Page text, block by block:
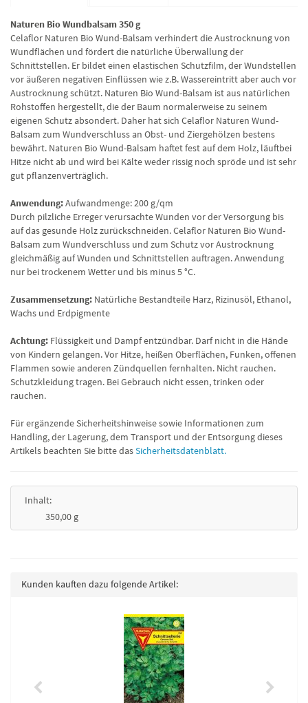
Naturen Bio Wundbalsam 350 g
Celaflor Naturen Bio Wund-Balsam verhindert die Austrocknung von
Wundflächen und fördert die natürliche Überwallung der
Schnittstellen. Er bildet einen elastischen Schutzfilm, der Wundstellen
vor äußeren negativen Einflüssen wie z.B. Wassereintritt aber auch vor
Austrocknung schützt. Naturen Bio Wund-Balsam ist aus natürlichen
Rohstoffen hergestellt, die der Baum normalerweise zu seinem
eigenen Schutz absondert. Daher hat sich Celaflor Naturen Wund-
Balsam zum Wundverschluss an Obst- und Ziergehölzen bestens
bewährt. Naturen Bio Wund-Balsam haftet fest auf dem Holz, läuftbei
Hitze nicht ab und wird bei Kälte weder rissig noch spröde und ist sehr
gut pflanzenverträglich.
Anwendung:Aufwandmenge: 200 g/qm
Durch pilzliche Erreger verursachte Wunden vor der Versorgung bis
auf das gesunde Holz zurückschneiden. Celaflor Naturen Bio Wund-
Balsam zum Wundverschluss und zum Schutz vor Austrocknung
gleichmäßig auf Wunden und Schnittstellen auftragen. Anwendung
nur bei trockenem Wetter und bis minus 5 °C.
Zusammensetzung: Natürliche Bestandteile Harz, Rizinusöl, Ethanol,
Wachs und Erdpigmente
Achtung: Flüssigkeit und Dampf entzündbar. Darf nicht in die Hände
von Kindern gelangen. Vor Hitze, heißen Oberflächen, Funken, offenen
Flammen sowie anderen Zündquellen fernhalten. Nicht rauchen.
Schutzkleidung tragen. Bei Gebrauch nicht essen, trinken oder
rauchen.
Für ergänzende Sicherheitshinweise sowie Informationen zum
Handling, der Lagerung, dem Transport und der Entsorgung dieses
Artikels beachten Sie bitte dasSicherheitsdatenblatt.
Inhalt:
350,00 g
Kunden kauften dazu folgende Artikel: